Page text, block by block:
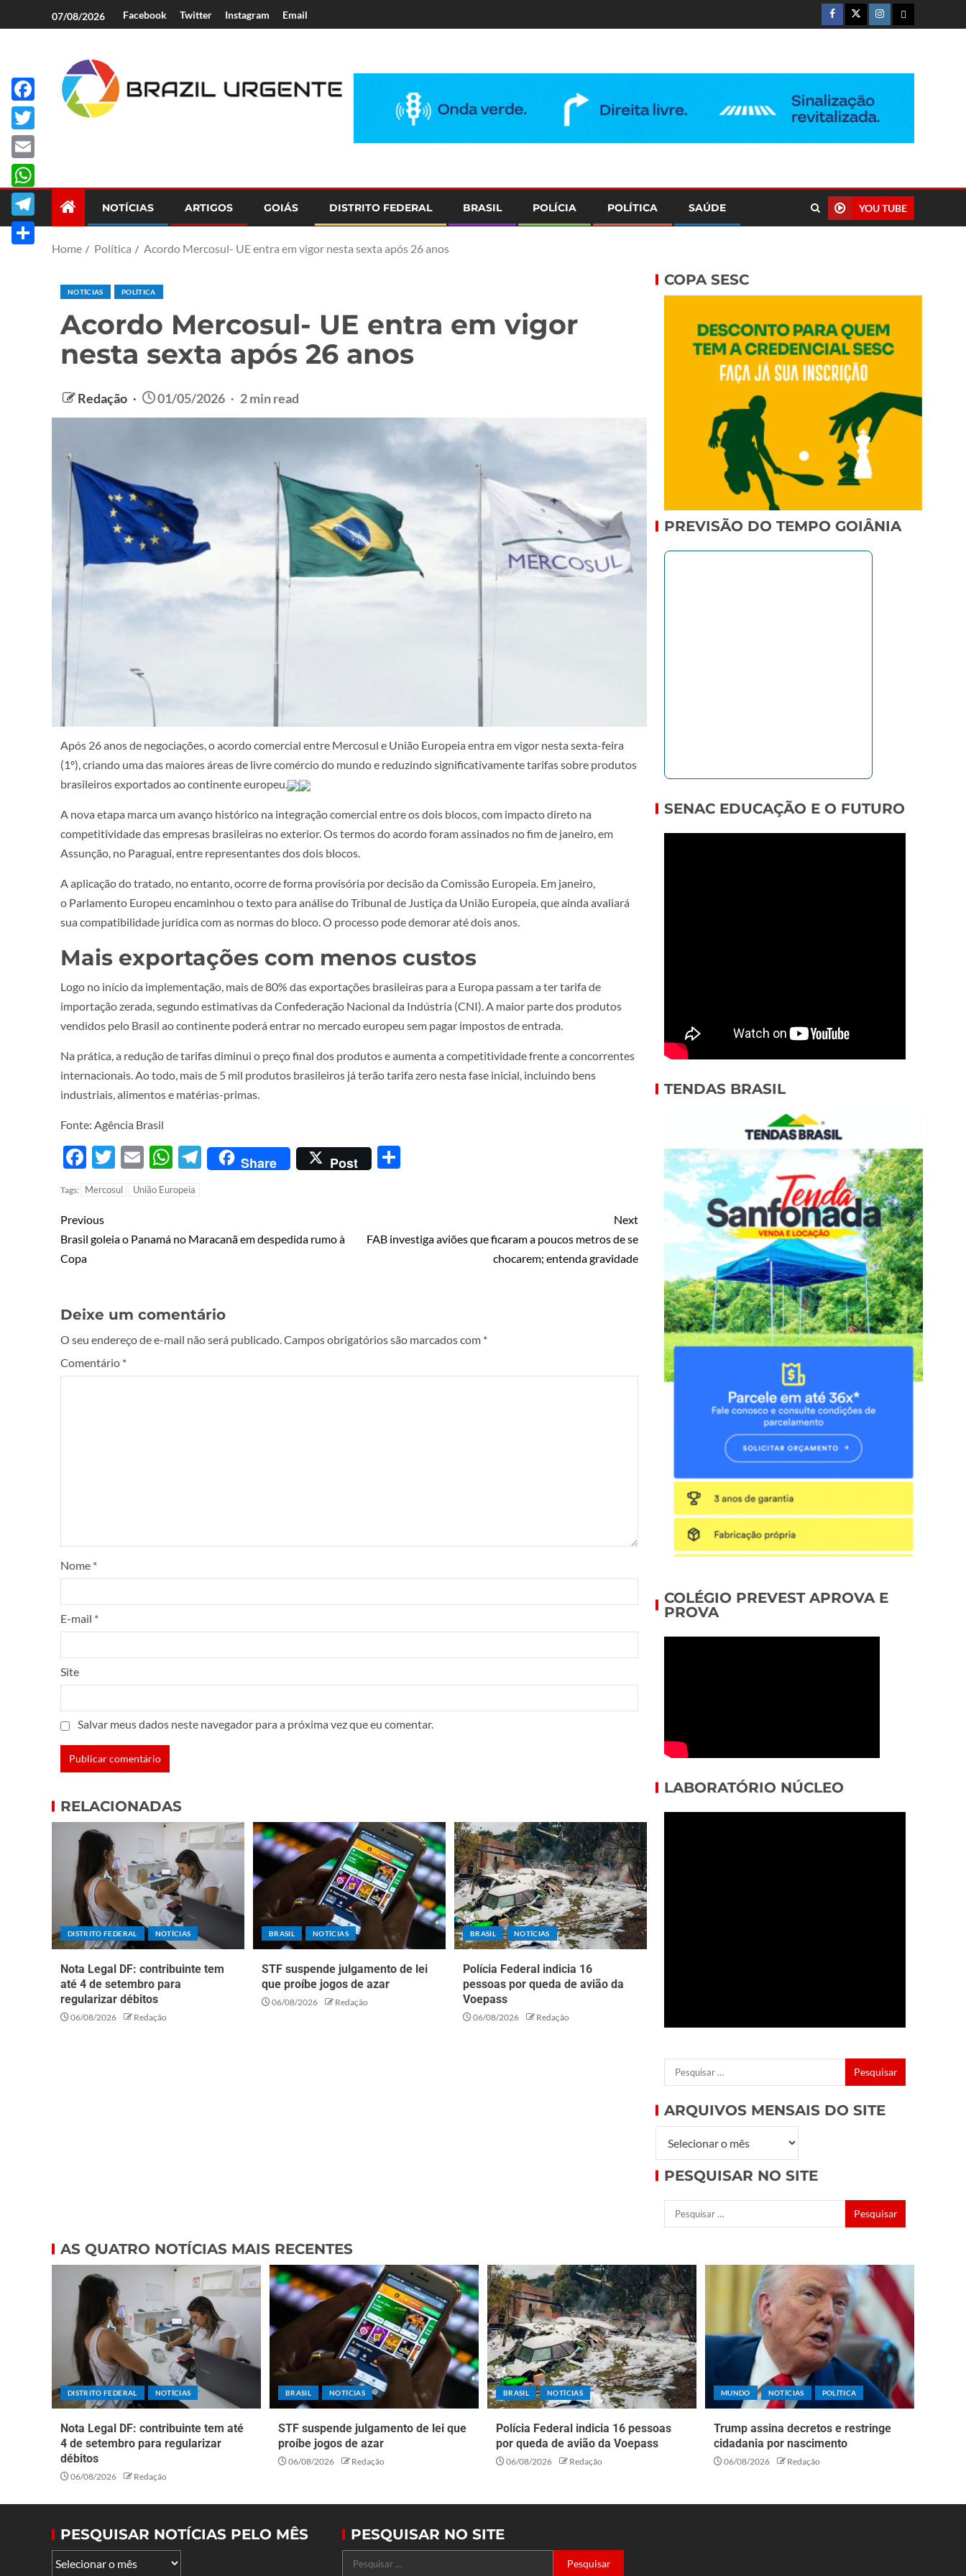
07/08/2026 Facebook Twitter Instagram Email
NOTÍCIAS ARTIGOS GOIÁS DISTRITO FEDERAL BRASIL POLÍCIA POLÍTICA SAÚDE YOU TUBE
Home Política Acordo Mercosul- UE entra em vigor nesta sexta após 26 anos
NOTÍCIAS POLÍTICA
Acordo Mercosul- UE entra em vigor
nesta sexta após 26 anos
Redação 01/05/2026 2 min read
Após 26 anos de negociações, o acordo comercial entre Mercosul e União Europeia entra em vigor nesta sexta-feira
(1º), criando uma das maiores áreas de livre comércio do mundo e reduzindo significativamente tarifas sobre produtos
brasileiros exportados ao continente europeu.
A nova etapa marca um avanço histórico na integração comercial entre os dois blocos, com impacto direto na
competitividade das empresas brasileiras no exterior. Os termos do acordo foram assinados no fim de janeiro, em
Assunção, no Paraguai, entre representantes dos dois blocos.
A aplicação do tratado, no entanto, ocorre de forma provisória por decisão da Comissão Europeia. Em janeiro,
o Parlamento Europeu encaminhou o texto para análise do Tribunal de Justiça da União Europeia, que ainda avaliará
sua compatibilidade jurídica com as normas do bloco. O processo pode demorar até dois anos.
Mais exportações com menos custos
Logo no início da implementação, mais de 80% das exportações brasileiras para a Europa passam a ter tarifa de
importação zerada, segundo estimativas da Confederação Nacional da Indústria (CNI). A maior parte dos produtos
vendidos pelo Brasil ao continente poderá entrar no mercado europeu sem pagar impostos de entrada.
Na prática, a redução de tarifas diminui o preço final dos produtos e aumenta a competitividade frente a concorrentes
internacionais. Ao todo, mais de 5 mil produtos brasileiros já terão tarifa zero nesta fase inicial, incluindo bens
industriais, alimentos e matérias-primas.
Fonte: Agência Brasil
Facebook
Twitter
EmailWhatsApp
Telegram
Share Post
Tags: Mercosul União Europeia
Previous
Brasil goleia o Panamá no Maracanã em despedida rumo à
Copa
Next
FAB investiga aviões que ficaram a poucos metros de se
chocarem; entenda gravidade
Deixe um comentário
O seu endereço de e-mail não será publicado.Campos obrigatórios são marcados com *
Comentário *
Nome *
E-mail *
Site
Salvar meus dados neste navegador para a próxima vez que eu comentar.
RELACIONADAS
DISTRITO FEDERAL NOTÍCIAS
Nota Legal DF: contribuinte tem
até 4 de setembro para
regularizar débitos
06/08/2026 Redação
BRASIL NOTÍCIAS
STF suspende julgamento de lei
que proíbe jogos de azar
06/08/2026 Redação
BRASIL NOTÍCIAS
Polícia Federal indicia 16
pessoas por queda de avião da
Voepass
06/08/2026 Redação
Facebook
Twitter
Email
WhatsApp
Telegram
COPA SESC
PREVISÃO DO TEMPO GOIÂNIA
SENAC EDUCAÇÃO E O FUTURO
TENDAS BRASIL
COLÉGIO PREVEST APROVA E
PROVA
LABORATÓRIO NÚCLEO
ARQUIVOS MENSAIS DO SITE
PESQUISAR NO SITE
AS QUATRO NOTÍCIAS MAIS RECENTES
DISTRITO FEDERAL NOTÍCIAS
Nota Legal DF: contribuinte tem até
4 de setembro para regularizar
débitos
06/08/2026 Redação
BRASIL NOTÍCIAS
STF suspende julgamento de lei que
proíbe jogos de azar
06/08/2026 Redação
BRASIL NOTÍCIAS
Polícia Federal indicia 16 pessoas
por queda de avião da Voepass
06/08/2026 Redação
MUNDO NOTÍCIAS POLÍTICA
Trump assina decretos e restringe
cidadania por nascimento
06/08/2026 Redação
PESQUISAR NOTÍCIAS PELO MÊS PESQUISAR NO SITE